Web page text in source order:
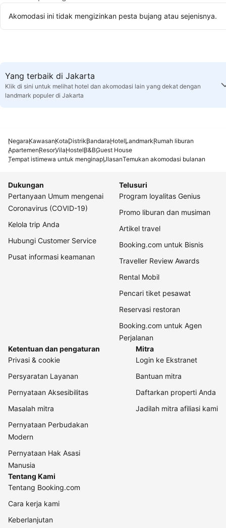
Akomodasi ini tidak mengizinkan pesta bujang atau sejenisnya.
Yang terbaik di Jakarta
Klik di sini untuk melihat hotel dan akomodasi lain yang dekat dengan
landmark populer di Jakarta
NegaraKawasanKotaDistrikBandaraHotelLandmarkRumah liburan
ApartemenResorVilaHostelB&BGuest House
Tempat istimewa untuk menginapUlasanTemukan akomodasi bulanan
Dukungan
Pertanyaan Umum mengenai
Coronavirus (COVID-19)
Kelola trip Anda
Hubungi Customer Service
Pusat informasi keamanan
Telusuri
Program loyalitas Genius
Promo liburan dan musiman
Artikel travel
Booking.com untuk Bisnis
Traveller Review Awards
Rental Mobil
Pencari tiket pesawat
Reservasi restoran
Booking.com untuk Agen
Perjalanan
Ketentuan dan pengaturan
Privasi & cookie
Persyaratan Layanan
Pernyataan Aksesibilitas
Masalah mitra
Pernyataan Perbudakan
Modern
Pernyataan Hak Asasi
Manusia
Mitra
Login ke Ekstranet
Bantuan mitra
Daftarkan properti Anda
Jadilah mitra afiliasi kami
Tentang Kami
Tentang Booking.com
Cara kerja kami
Keberlanjutan